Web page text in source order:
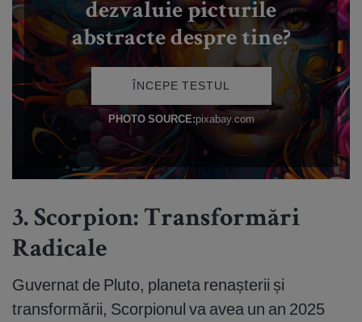
3. Scorpion: Transformări
Radicale
Guvernat de Pluto, planeta renașterii și
transformării, Scorpionul va avea un an 2025